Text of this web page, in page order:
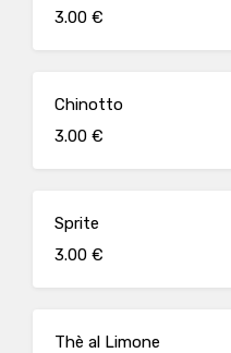
3.00 €
Chinotto
3.00 €
Sprite
3.00 €
Thè al Limone